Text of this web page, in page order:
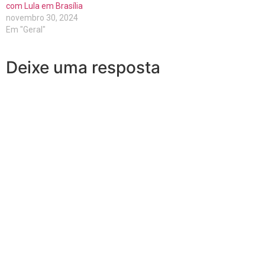
com Lula em Brasília
novembro 30, 2024
Em "Geral"
Deixe uma resposta